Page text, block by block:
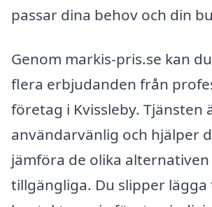
passar dina behov och din
Genom markis-pris.se kan
flera erbjudanden från
företag i Kvissleby. Tjänsten
användarvänlig och hjälper
jämföra de olika
tillgängliga. Du slipper